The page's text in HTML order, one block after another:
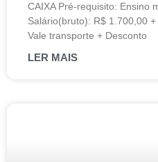
CAIXA Pré-requisito: Ensino
Salário(bruto): R$ 1.700,00
Vale transporte + Desconto
LER MAIS